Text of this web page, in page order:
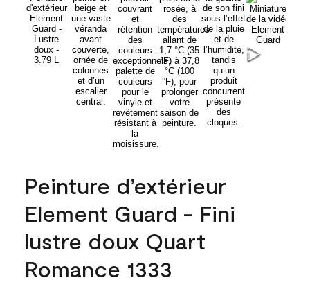
Peinture d’extérieur
Element Guard - Fini
lustre doux Quart
Romance 1333